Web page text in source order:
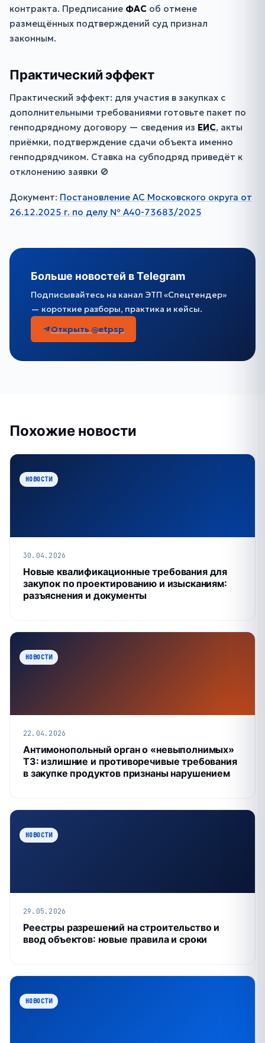
контракта. Предписание ФАС об отмене
размещённых подтверждений суд признал
законным.
Практический эффект
Практический эффект: для участия в закупках с
дополнительными требованиями готовьте пакет по
генподрядному договору — сведения из ЕИС, акты
приёмки, подтверждение сдачи объекта именно
генподрядчиком. Ставка на субподряд приведёт к
отклонению заявки 🚫
Документ: Постановление АС Московского округа от
26.12.2025 г. по делу № А40-73683/2025
Больше новостей в Telegram
Подписывайтесь на канал ЭТП «Спецтендер»
— короткие разборы, практика и кейсы.
Открыть @etpsp
Похожие новости
НОВОСТИ
30.04.2026
Новые квалификационные требования для
закупок по проектированию и изысканиям:
разъяснения и документы
НОВОСТИ
22.04.2026
Антимонопольный орган о «невыполнимых»
ТЗ: излишние и противоречивые требования
в закупке продуктов признаны нарушением
НОВОСТИ
29.05.2026
Реестры разрешений на строительство и
ввод объектов: новые правила и сроки
НОВОСТИ